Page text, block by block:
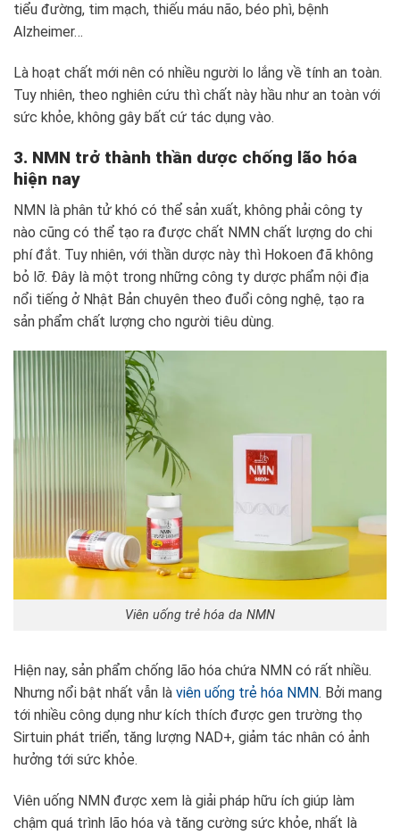
tiểu đường, tim mạch, thiếu máu não, béo phì, bệnh
Alzheimer…
Là hoạt chất mới nên có nhiều người lo lắng về tính an toàn.
Tuy nhiên, theo nghiên cứu thì chất này hầu như an toàn với
sức khỏe, không gây bất cứ tác dụng vào.
3. NMN trở thành thần dược chống lão hóa
hiện nay
NMN là phân tử khó có thể sản xuất, không phải công ty
nào cũng có thể tạo ra được chất NMN chất lượng do chi
phí đắt. Tuy nhiên, với thần dược này thì Hokoen đã không
bỏ lỡ. Đây là một trong những công ty dược phẩm nội địa
nổi tiếng ở Nhật Bản chuyên theo đuổi công nghệ, tạo ra
sản phẩm chất lượng cho người tiêu dùng.
Viên uống trẻ hóa da NMN
Hiện nay, sản phẩm chống lão hóa chứa NMN có rất nhiều.
Nhưng nổi bật nhất vẫn là viên uống trẻ hóa NMN. Bởi mang
tới nhiều công dụng như kích thích được gen trường thọ
Sirtuin phát triển, tăng lượng NAD+, giảm tác nhân có ảnh
hưởng tới sức khỏe.
Viên uống NMN được xem là giải pháp hữu ích giúp làm
chậm quá trình lão hóa và tăng cường sức khỏe, nhất là